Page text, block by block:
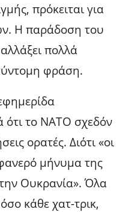
πρόκειται για
Η παράδοση του
πολλά
φράση.
ότι το ΝΑΤΟ σχεδόν
ορατές. Διότι «οι
μήνυμα της
Ουκρανία». Όλα
κάθε χατ-τρικ,